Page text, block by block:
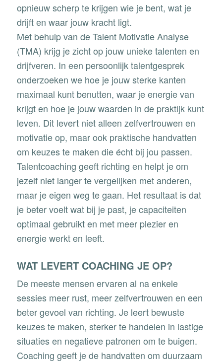
opnieuw scherp te krijgen wie je bent, wat je
drijft en waar jouw kracht ligt.
Met behulp van deTalent Motivatie Analyse
(TMA) krijg je zicht op jouw unieke talenten en
drijfveren. In een persoonlijk talentgesprek
onderzoeken we hoe je jouw sterke kanten
maximaal kunt benutten, waar je energie van
krijgt en hoe je jouw waarden in de praktijk kunt
leven. Dit levert niet alleen zelfvertrouwen en
motivatie op, maar ook praktische handvatten
om keuzes te maken die écht bij jou passen.
Talentcoaching geeft richting en helpt je om
jezelf niet langer te vergelijken met anderen,
maar je eigen weg te gaan. Het resultaat is dat
je beter voelt wat bij je past, je capaciteiten
optimaal gebruikt en met meer plezier en
energie werkt en leeft.
WAT LEVERT COACHING JE OP?
De meeste mensen ervaren al na enkele
sessies meer rust, meer zelfvertrouwen en een
beter gevoel van richting. Je leert bewuste
keuzes te maken, sterker te handelen in lastige
situaties en negatieve patronen om te buigen.
Coaching geeft je de handvatten om duurzaam